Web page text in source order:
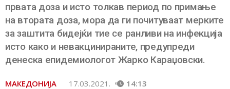
првата доза и исто толкав период по примање
на втората доза, мора да ги почитуваат мерките
за заштита бидејќи тие се ранливи на инфекција
исто како и невакцинираните, предупреди
денеска епидемиологот Жарко Караџовски.
МАКЕДОНИЈА 17.03.2021. 14:13